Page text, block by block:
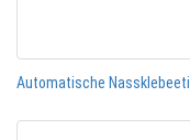
Automatische